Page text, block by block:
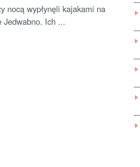
nocą wypłynęli kajakami na
Jedwabno. Ich ...